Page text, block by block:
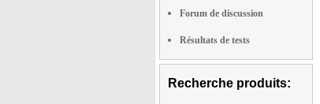
Forum de discussion
Résultats de tests
Recherche produits: